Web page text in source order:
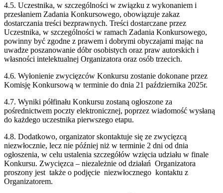
4.5. Uczestnika, w szczególności w związku z wykonaniem i
przesłaniem Zadania Konkursowego, obowiązuje zakaz
dostarczania treści bezprawnych. Treści dostarczane przez
Uczestnika, w szczególności w ramach Zadania Konkursowego,
powinny być zgodne z prawem i dobrymi obyczajami mając na
uwadze poszanowanie dóbr osobistych oraz praw autorskich i
własności intelektualnej Organizatora oraz osób trzecich.
4.6. Wyłonienie zwycięzców Konkursu zostanie dokonane przez
Komisję Konkursową w terminie do dnia 21 października 2025r.
4.7. Wyniki półfinału Konkursu zostaną ogłoszone za
pośrednictwem poczty elektronicznej, poprzez wiadomość wysłaną
do każdego uczestnika pierwszego etapu.
4.8. Dodatkowo, organizator skontaktuje się ze zwycięzcą
niezwłocznie, lecz nie później niż w terminie 2 dni od dnia
ogłoszenia, w celu ustalenia szczegółów wzięcia udziału w finale
Konkursu. Zwycięzca – niezależnie od działań Organizatora
proszony jest także o podjęcie niezwłocznego kontaktu z
Organizatorem.